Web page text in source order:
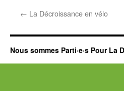
← La Décroissance en vélo
Nous sommes Parti·e·s Pour La